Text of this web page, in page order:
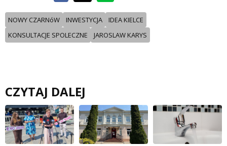
NOWY CZARNóW INWESTYCJA
IDEA KIELCE
KONSULTACJE SPOLECZNE
JAROSLAW KARYS
CZYTAJ DALEJ